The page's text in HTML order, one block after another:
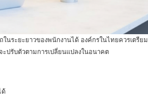
นระยะยาวของพนักงานได้ องค์กรในไทยควรเตรียม
ะปรับตัวตามการเปลี่ยนแปลงในอนาคต
ด้